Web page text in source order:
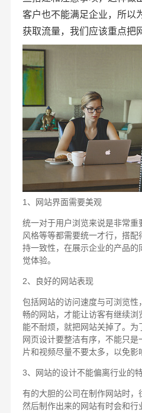
客户也不能满足企业，所以
获取流量，我们应该重点把
1、网站界面需要美观
统一对于用户浏览来说是非常重
风格等等都需要统一才行，搭
持一致性，在展示企业的产品的
觉体验。
2、良好的网站表现
包括网站的访问速度与可浏览
畅的网站，才能让访客有继续
能不耐烦，就把网站关掉了。
网页设计要整洁有序，不能只
片和视频尽量不要太多，以免影
3、网站的设计不能偏离行业的
有的大胆的公司在制作网站时，
然后制作出来的网站有时会和行